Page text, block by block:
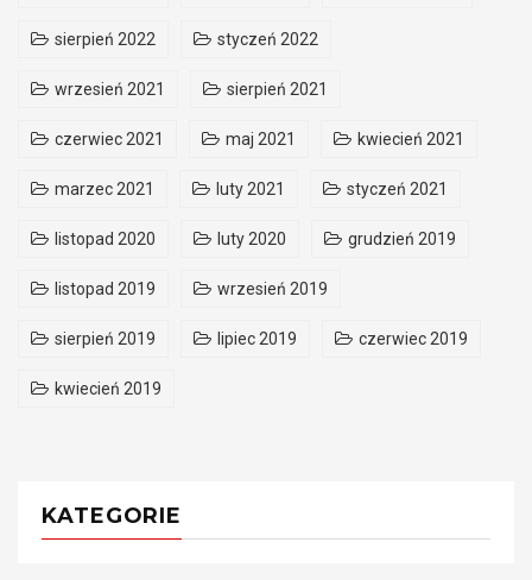
sierpień 2022 styczeń 2022
wrzesień 2021 sierpień 2021
czerwiec 2021 maj 2021 kwiecień 2021
marzec 2021 luty 2021 styczeń 2021
listopad 2020 luty 2020 grudzień 2019
listopad 2019 wrzesień 2019
sierpień 2019 lipiec 2019 czerwiec 2019
kwiecień 2019
KATEGORIE